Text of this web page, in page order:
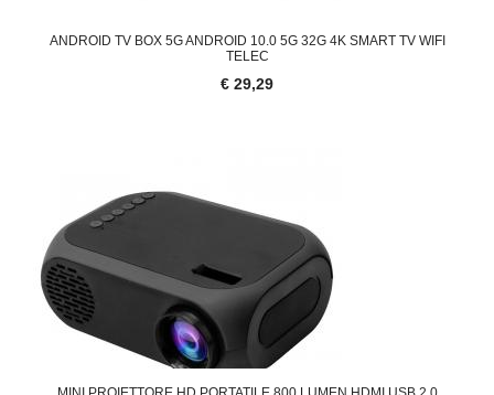
ANDROID TV BOX 5G ANDROID 10.0 5G 32G 4K SMART TV WIFI
TELEC
€ 29,29